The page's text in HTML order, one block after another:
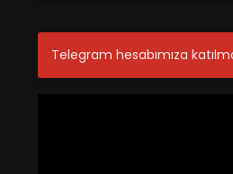
Telegram hesabımıza